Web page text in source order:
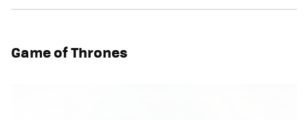
Game of Thrones